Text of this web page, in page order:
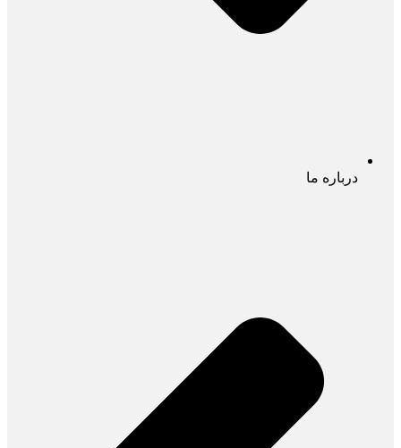
درباره ما